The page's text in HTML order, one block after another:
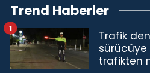
Trend Haberler
Trafik
trafikten
1